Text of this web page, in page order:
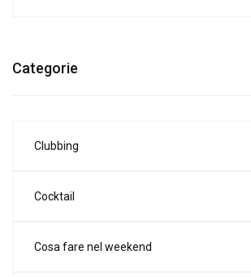
Categorie
Clubbing
Cocktail
Cosa fare nel weekend